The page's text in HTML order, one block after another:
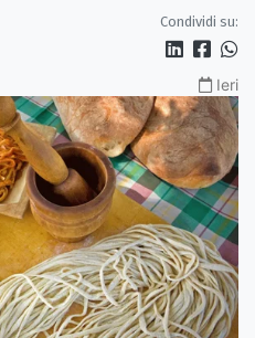
Condividi su:
Ieri